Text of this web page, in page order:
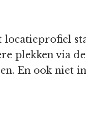
locatieprofiel
plekken via
En ook niet